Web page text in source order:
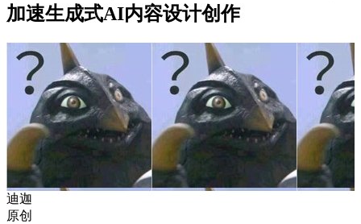
加速生成式AI内容设计创作
迪迦
原创